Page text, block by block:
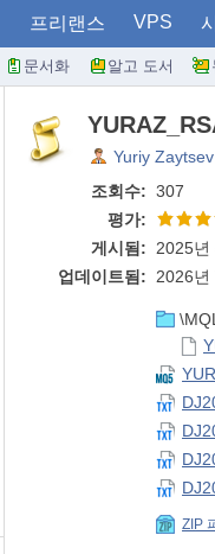
프리랜스 VPS
문서화 알고 도서
Yuriy Zaytsev
조회수: 307
평가:
게시됨:
2025년
업데이트됨:
2026
ZIP